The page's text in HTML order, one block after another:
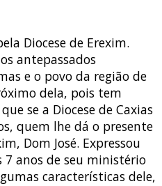
Diocese de Erexim.
antepassados
e o povo da região de
dela, pois tem
se a Diocese de Caxias
quem lhe dá o presente
Dom José. Expressou
anos de seu ministério
características dele,